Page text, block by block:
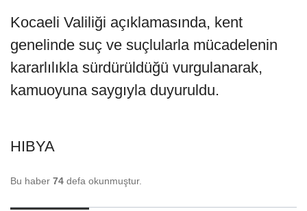
Kocaeli Valiliği açıklamasında, kent
genelinde suç ve suçlularla mücadelenin
kararlılıkla sürdürüldüğü vurgulanarak,
kamuoyuna saygıyla duyuruldu.
HIBYA
Bu haber 74 defa okunmuştur.